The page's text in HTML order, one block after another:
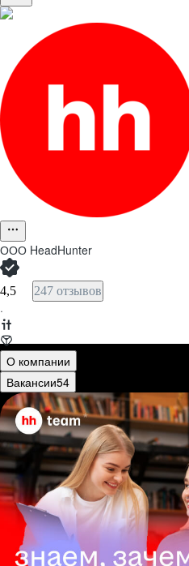
ООО HeadHunter
4,5 247 отзывов
·
О компании
Вакансии54